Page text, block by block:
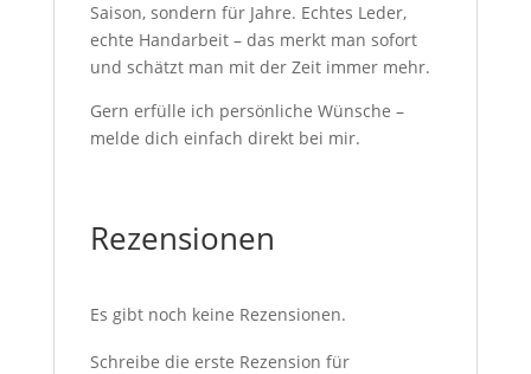
Saison, sondern für Jahre. Echtes Leder,
echte Handarbeit – das merkt man sofort
und schätzt man mit der Zeit immer mehr.
Gern erfülle ich persönliche Wünsche –
melde dich einfach direkt bei mir.
Rezensionen
Es gibt noch keine Rezensionen.
Schreibe die erste Rezension für